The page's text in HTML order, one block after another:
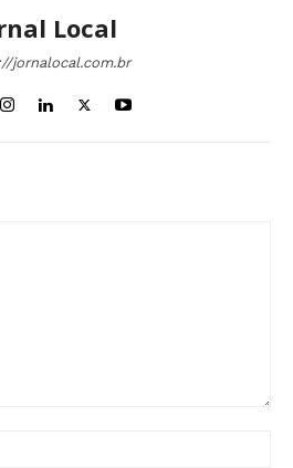
Local
jornalocal.com.br